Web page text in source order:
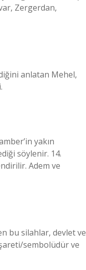
Zergerdan,
anlatan Mehel,
yakın
söylenir. 14.
Adem ve
bu silahlar, devlet ve
sembolüdür ve